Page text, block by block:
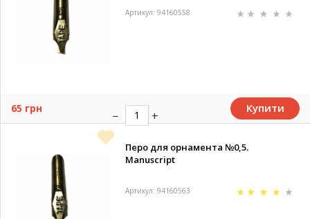
Артикул: 94160558
65 грн Купити
Перо для орнамента №0,5.
Manuscript
Артикул: 94160563